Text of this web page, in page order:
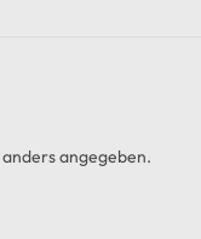
angegeben.